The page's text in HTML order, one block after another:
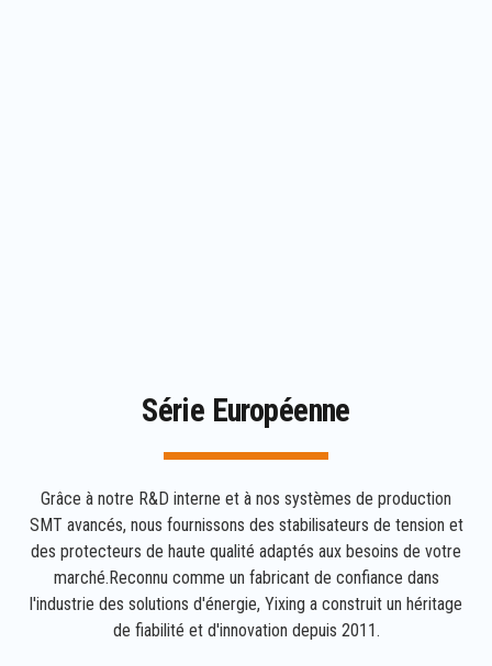
Série Européenne
Grâce à notre R&D interne et à nos systèmes de production
SMT avancés, nous fournissons des stabilisateurs de tension et
des protecteurs de haute qualité adaptés aux besoins de votre
marché.Reconnu comme un fabricant de confiance dans
l'industrie des solutions d'énergie, Yixing a construit un héritage
de fiabilité et d'innovation depuis 2011.